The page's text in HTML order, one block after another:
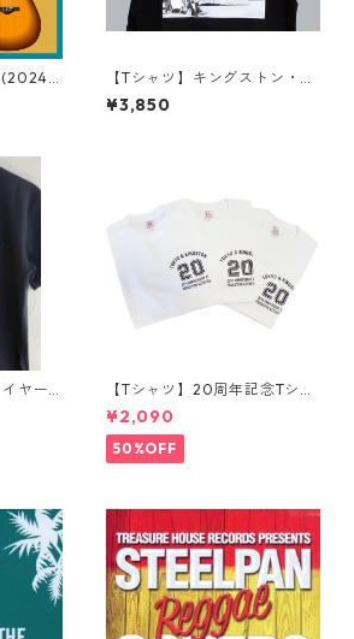
【Tシャツ】キングストン・ノ
ーマン・マンレー国際空港シ
リーズ
¥3,850
ヤー
【Tシャツ】20周年記念Tシャ
ツ
¥2,090
50%OFF